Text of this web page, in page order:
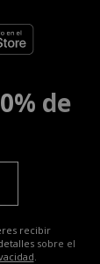
de
recibir
sobre el